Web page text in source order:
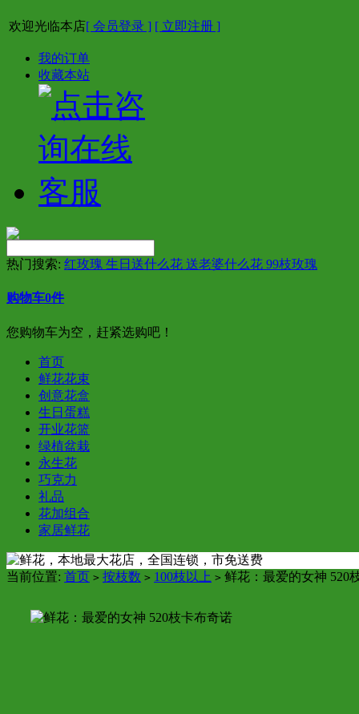
欢迎光临本店[ 会员登录 ] [ 立即注册 ]
我的订单
收藏本站
热门搜索: 红玫瑰 生日送什么花 送老婆什么花 99枝玫瑰
购物车0件
您购物车为空，赶紧选购吧！
首页
鲜花花束
创意花盒
生日蛋糕
开业花篮
绿植盆栽
永生花
巧克力
礼品
花加组合
家居鲜花
当前位置: 首页 > 按枝数 > 100枝以上 > 鲜花：最爱的女神 520